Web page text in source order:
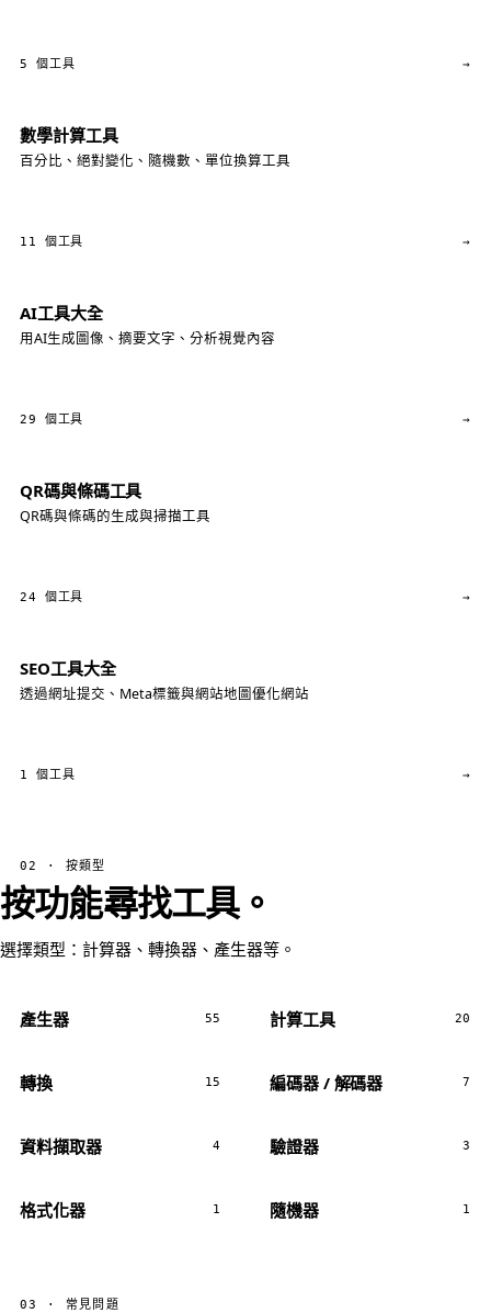
5 個工具 →
數學計算工具
百分比、絕對變化、隨機數、單位換算工具
11 個工具 →
AI工具大全
用AI生成圖像、摘要文字、分析視覺內容
29 個工具 →
QR碼與條碼工具
QR碼與條碼的生成與掃描工具
24 個工具 →
SEO工具大全
透過網址提交、Meta標籤與網站地圖優化網站
1 個工具 →
02 · 按類型
按功能尋找工具。
選擇類型：計算器、轉換器、產生器等。
產生器 55 計算工具 20
轉換 15 編碼器 / 解碼器 7
資料擷取器 4 驗證器 3
格式化器 1 隨機器 1
03 · 常見問題